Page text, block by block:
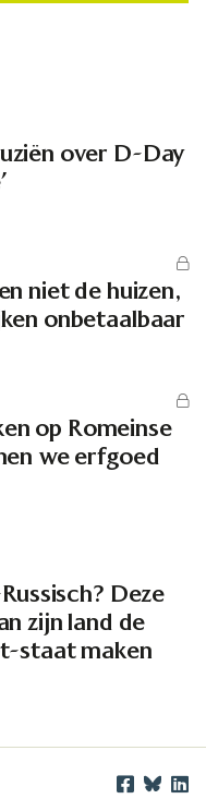
over D-Day
niet de huizen,
onbetaalbaar
op Romeinse
we erfgoed
Deze
zijn land de
staat maken